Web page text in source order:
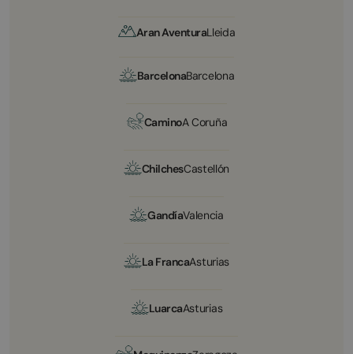
Aran AventuraLleida
BarcelonaBarcelona
CaminoA Coruña
ChilchesCastellón
GandíaValencia
La FrancaAsturias
LuarcaAsturias